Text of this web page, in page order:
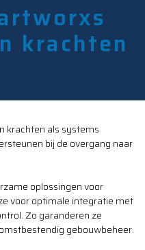
krachten
krachten als systems
bij de overgang naar
oplossingen voor
voor optimale integratie met
Zo garanderen ze
gebouwbeheer.